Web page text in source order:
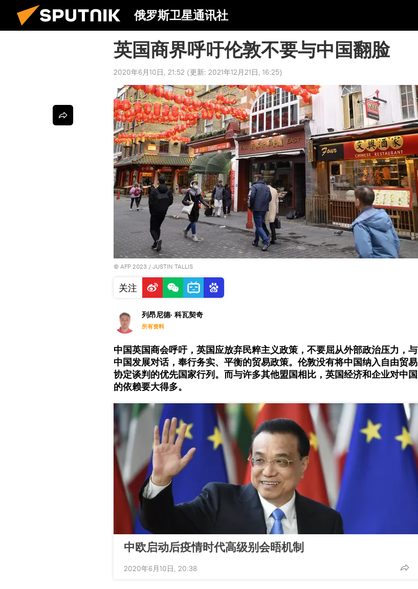
俄罗斯卫星通讯社
英国商界呼吁伦敦不要与中国翻脸
2020年6月10日, 21:52 (更新: 2021年12月21日, 16:25)
© AFP 2023 / JUSTIN TALLIS
关注
列昂尼德· 科瓦契奇
所有资料
中国英国商会呼吁，英国应放弃民粹主义政策，不要屈从外部政治压力，与
中国发展对话，奉行务实、平衡的贸易政策。伦敦没有将中国纳入自由贸易
协定谈判的优先国家行列。而与许多其他盟国相比，英国经济和企业对中国
的依赖要大得多。
中欧启动后疫情时代高级别会晤机制
2020年6月10日, 20:38